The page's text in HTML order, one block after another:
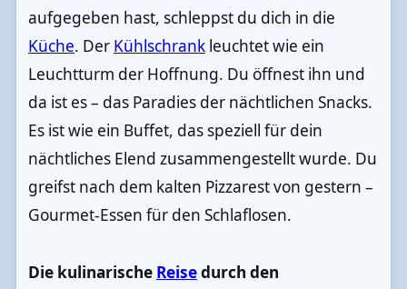
aufgegeben hast, schleppst du dich in die
Küche. Der Kühlschrankleuchtet wie ein
Leuchtturm der Hoffnung. Du öffnest ihn und
da ist es – das Paradies der nächtlichen Snacks.
Es ist wie ein Buffet, das speziell für dein
nächtliches Elend zusammengestellt wurde. Du
greifst nach dem kalten Pizzarest von gestern –
Gourmet-Essen für den Schlaflosen.
Die kulinarische Reisedurch den